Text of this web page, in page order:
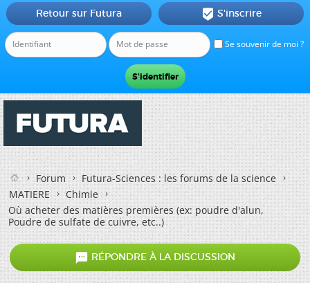
Se souvenir de moi ?
Retour sur Futura  S'inscrire
Forum
Futura-Sciences : les forums de la science
MATIERE
Chimie
Où acheter des matières premières (ex: poudre d'alun,
Poudre de sulfate de cuivre, etc..)
 RÉPONDRE À LA DISCUSSION